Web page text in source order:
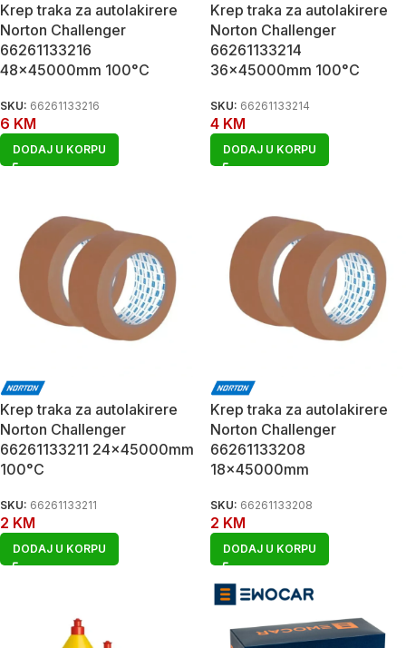
Krep traka za autolakirere
Norton Challenger
66261133216
48x45000mm 100°C
SKU: 66261133216
6 KM
DODAJ U KORPU
Krep traka za autolakirere
Norton Challenger
66261133214
36x45000mm 100°C
SKU: 66261133214
4 KM
DODAJ U KORPU
Krep traka za autolakirere
Norton Challenger
66261133211 24x45000mm
100°C
SKU: 66261133211
2 KM
DODAJ U KORPU
Krep traka za autolakirere
Norton Challenger
66261133208
18x45000mm
SKU: 66261133208
2 KM
DODAJ U KORPU